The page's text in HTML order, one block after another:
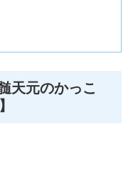
天元のかっこ